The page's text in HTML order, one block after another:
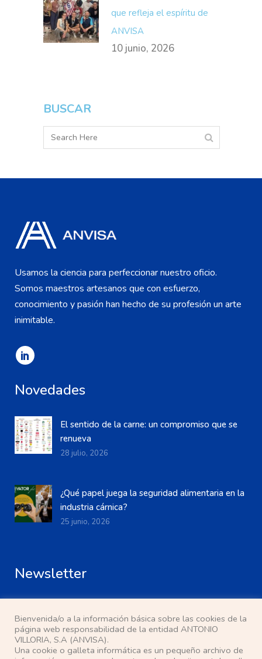
que refleja el espíritu de
ANVISA
10 junio, 2026
BUSCAR
Usamos la ciencia para perfeccionar nuestro oficio.
Somos maestros artesanos que con esfuerzo,
conocimiento y pasión han hecho de su profesión un arte
inimitable.
Novedades
El sentido de la carne: un compromiso que se
renueva
28 julio, 2026
¿Qué papel juega la seguridad alimentaria en la
industria cárnica?
25 junio, 2026
Newsletter
He leído y acepto la política de privacidad
Bienvenida/o a la información básica sobre las cookies de la
página web responsabilidad de la entidad ANTONIO
VILLORIA, S.A (ANVISA).
Una cookie o galleta informática es un pequeño archivo de